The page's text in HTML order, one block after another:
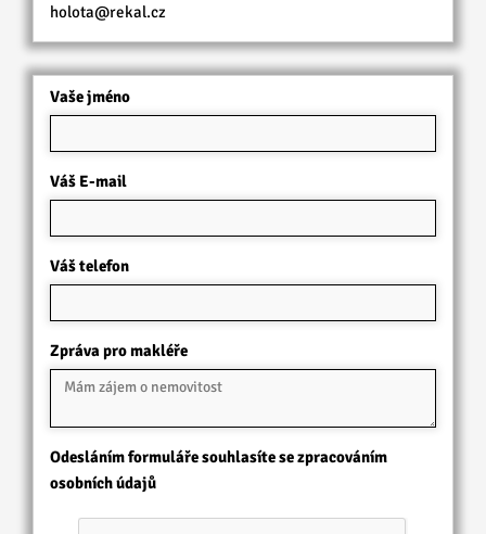
holota@rekal.cz
Vaše jméno
Váš E-mail
Váš telefon
Zpráva pro makléře
Odesláním formuláře souhlasíte se zpracováním
osobních údajů